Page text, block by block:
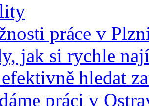
práce v
jak si rychle
hledat
práci v